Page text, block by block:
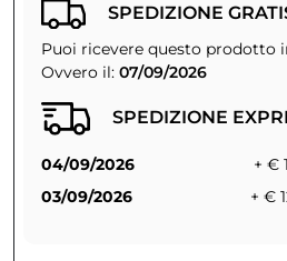
SPEDIZIONE
Puoi ricevere questo prodotto
Ovvero il: 07/09/2026
SPEDIZIONE
04/09/2026
+ €
03/09/2026
+ €